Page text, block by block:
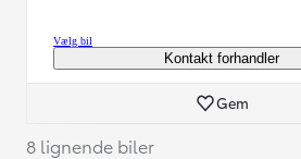
Vælg bil
Kontakt forhandler
Gem
8 lignende biler